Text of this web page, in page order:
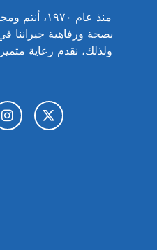
منذ عام
بصحة ورفاهية جيراننا
ولذلك، نقدم رعاية
إنستغرام